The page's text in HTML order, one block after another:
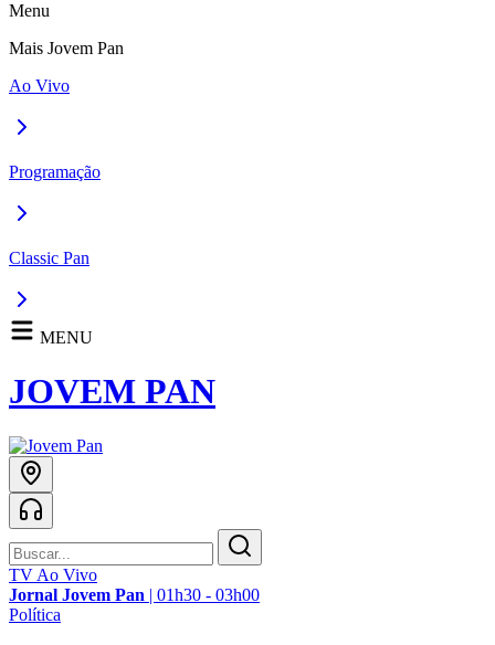
Menu
Mais Jovem Pan
Ao Vivo
Programação
Classic Pan
MENU
JOVEM PAN
TV Ao Vivo
Jornal Jovem Pan | 01h30 - 03h00
Política